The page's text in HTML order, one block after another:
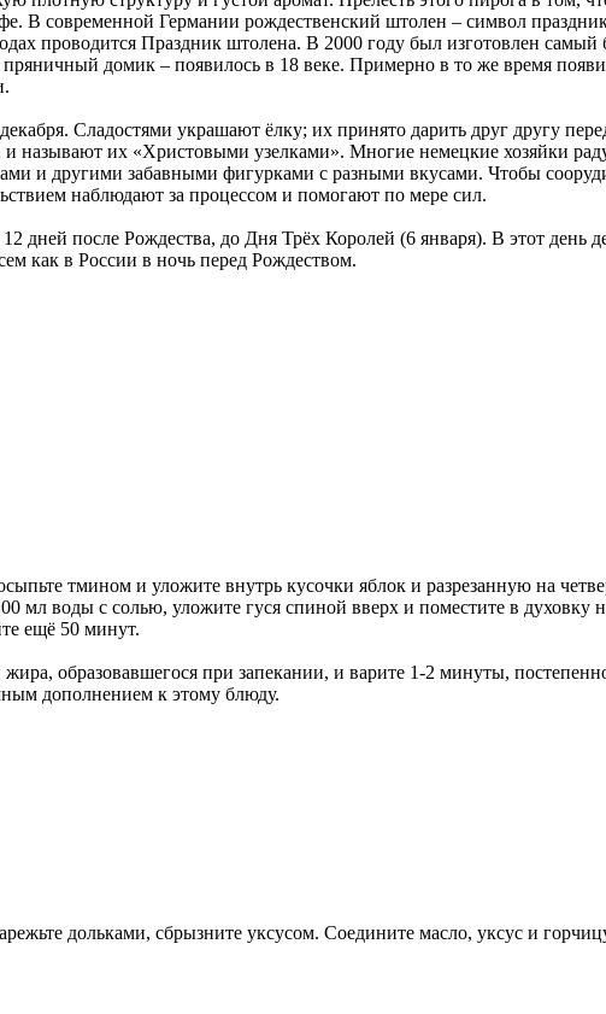
В современной Германии рождественский штолен – символ
проводится Праздник штолена. В 2000 году был изготовлен
домик – появилось в 18 веке. Примерно в то же время
Сладостями украшают ёлку; их принято дарить друг другу
называют их «Христовыми узелками». Многие немецкие хозяйки
и другими забавными фигурками с разными вкусами. Чтобы
наблюдают за процессом и помогают по мере сил.
дней после Рождества, до Дня Трёх Королей (6 января). В этот день
как в России в ночь перед Рождеством.
тмином и уложите внутрь кусочки яблок и разрезанную на
мл воды с солью, уложите гуся спиной вверх и поместите в духовку
ещё 50 минут.
образовавшегося при запекании, и варите 1-2 минуты,
дополнением к этому блюду.
дольками, сбрызните уксусом. Соедините масло, уксус и